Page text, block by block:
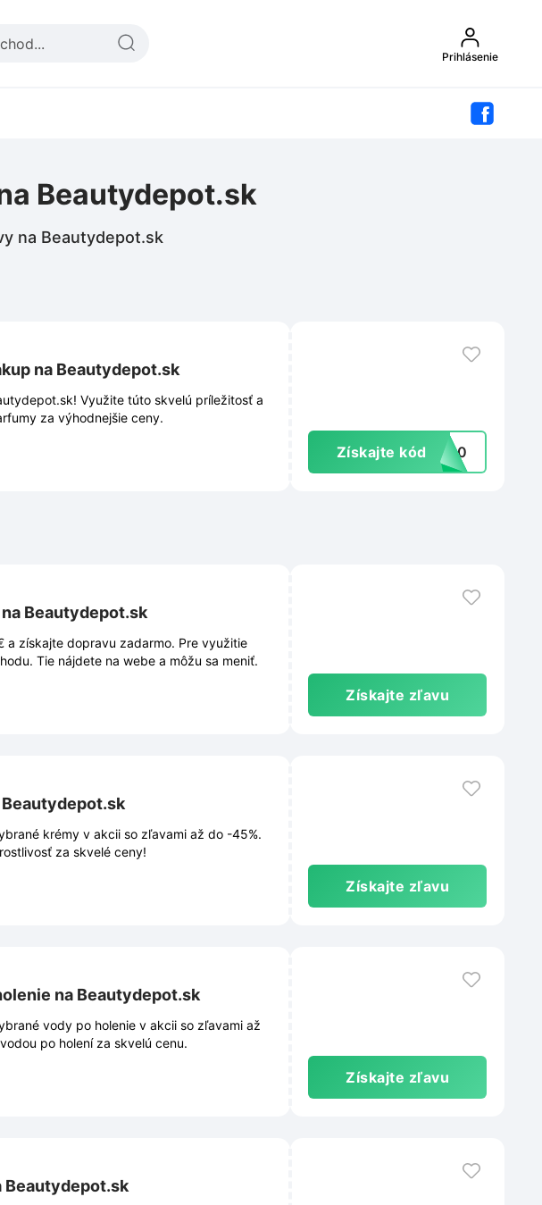
Prihlásenie
Beautydepot.sk
na Beautydepot.sk
na Beautydepot.sk
Využite túto skvelú príležitosť a
za výhodnejšie ceny.
Získajte kód ET10
Beautydepot.sk
získajte dopravu zadarmo. Pre využitie
Tie nájdete na webe a môžu sa meniť.
Získajte zľavu
krémy v akcii so zľavami až do -45%.
za skvelé ceny!
Získajte zľavu
na Beautydepot.sk
vody po holenie v akcii so zľavami až
po holení za skvelú cenu.
Získajte zľavu
Beautydepot.sk